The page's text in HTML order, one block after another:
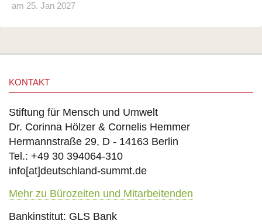
am 25. Jan 2027
KONTAKT
Stiftung für Mensch und Umwelt
Dr. Corinna Hölzer & Cornelis Hemmer
Hermannstraße 29, D - 14163 Berlin
Tel.: +49 30 394064-310
info[at]deutschland-summt.de
Mehr zu Bürozeiten und Mitarbeitenden
Bankinstitut: GLS Bank